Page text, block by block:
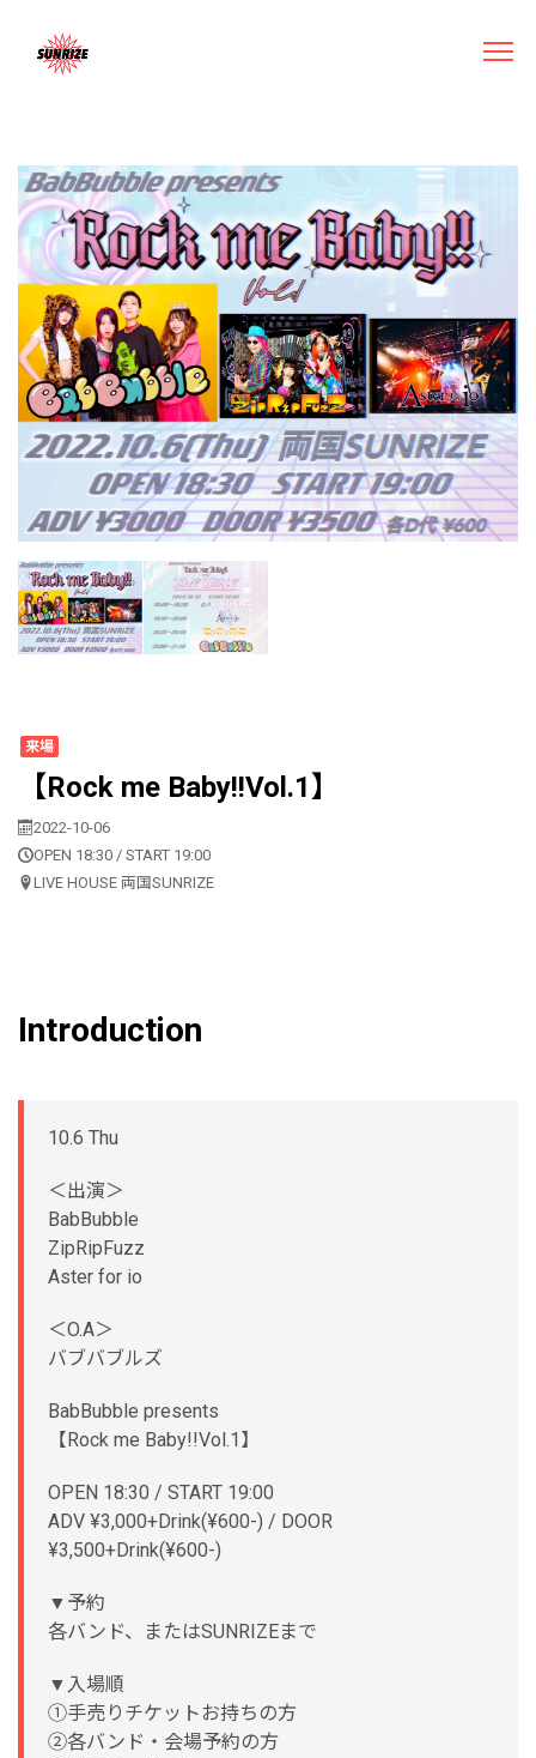
来場
【Rock me Baby!!Vol.1】
2022-10-06
OPEN 18:30 / START 19:00
LIVE HOUSE 両国SUNRIZE
Introduction
10.6 Thu
＜出演＞
BabBubble
ZipRipFuzz
Aster for io
＜O.A＞
バブバブルズ
BabBubble presents
【Rock me Baby!!Vol.1】
OPEN 18:30 / START 19:00
ADV ¥3,000+Drink(¥600-) / DOOR
¥3,500+Drink(¥600-)
▼予約
各バンド、またはSUNRIZEまで
▼入場順
①手売りチケットお持ちの方
②各バンド・会場予約の方